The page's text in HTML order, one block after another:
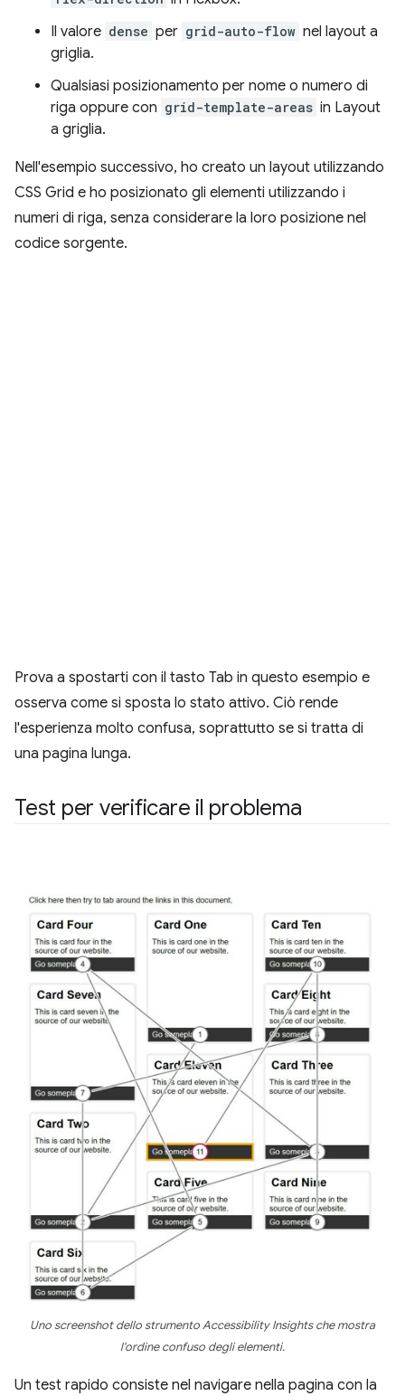
Il valore dense per grid-auto-flow nel layout a
griglia.
Qualsiasi posizionamento per nome o numero di
riga oppure con grid-template-areas in Layout
a griglia.
Nell'esempio successivo, ho creato un layout utilizzando
CSS Grid e ho posizionato gli elementi utilizzando i
numeri di riga, senza considerare la loro posizione nel
codice sorgente.
Prova a spostarti con il tasto Tab in questo esempio e
osserva come si sposta lo stato attivo. Ciò rende
l'esperienza molto confusa, soprattutto se si tratta di
una pagina lunga.
Test per verificare il problema
Uno screenshot dello strumento Accessibility Insights che mostra
l'ordine confuso degli elementi.
Un test rapido consiste nel navigare nella pagina con la